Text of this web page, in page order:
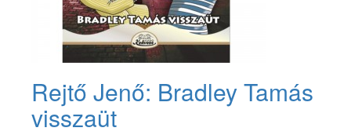
Rejtő Jenő: Bradley Tamás
visszaüt